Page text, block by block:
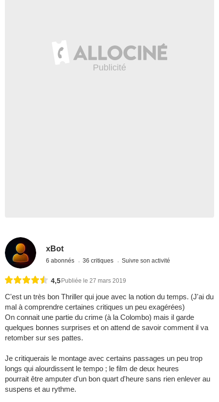
xBot
6 abonnés 36 critiques Suivre son activité
4,5 Publiée le 27 mars 2019
C'est un très bon Thriller qui joue avec la notion du temps. (J'ai du
mal à comprendre certaines critiques un peu exagérées)
On connait une partie du crime (à la Colombo) mais il garde
quelques bonnes surprises et on attend de savoir comment il va
retomber sur ses pattes.
Je critiquerais le montage avec certains passages un peu trop
longs qui alourdissent le tempo ; le film de deux heures
pourrait être amputer d'un bon quart d'heure sans rien enlever au
suspens et au rythme.